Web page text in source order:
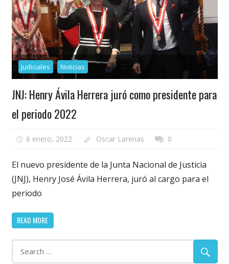
Judiciales Noticias
JNJ: Henry Ávila Herrera juró como presidente para
el periodo 2022
6 enero, 2022 Oscar Larenas 0
El nuevo presidente de la Junta Nacional de Justicia
(JNJ), Henry José Ávila Herrera, juró al cargo para el
periodo
READ MORE